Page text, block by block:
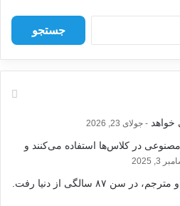
س
ا
ی
خواهد جولای 23, 2026
در کلاس‌ها استفاده می‌کنند و
3, 2025
۸۷ سالگی از دنیا رفت.